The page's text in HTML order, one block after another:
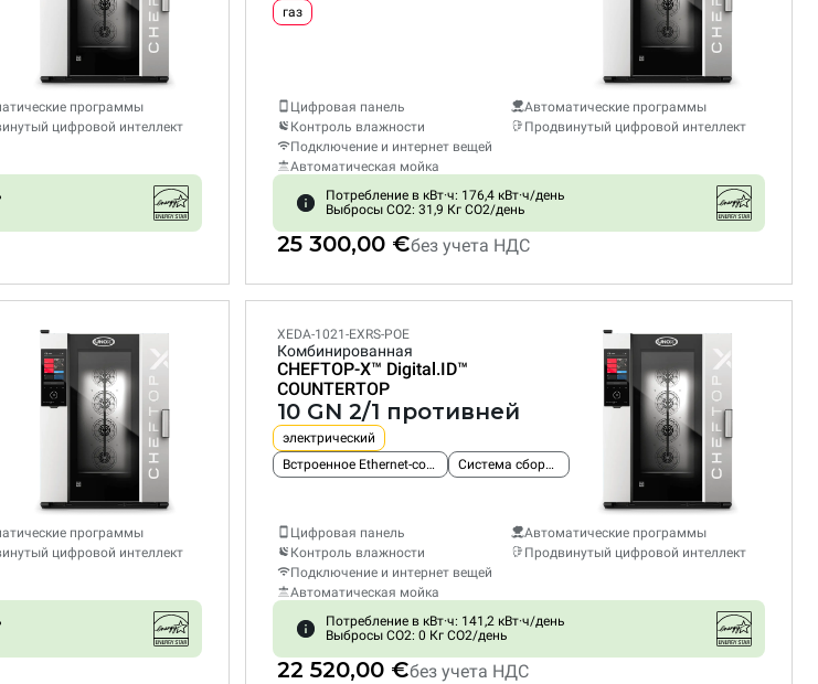
программы
цифровой интеллект
газ
Цифровая панель
Контроль влажности
Подключение и интернет вещей
Автоматическая мойка
Автоматические программы
Продвинутый цифровой интеллект
Потребление в кВт·ч: 176,4 кВт·ч/день
Выбросы CO2: 31,9 Кг CO2/день
25 300,00 €без учета НДС
программы
цифровой интеллект
XEDA-1021-EXRS-POE
Комбинированная
CHEFTOP-X™ Digital.ID™
COUNTERTOP
10 GN 2/1 противней
электрический
Встроенное Ethernet-соединение
Система сбора жира
Цифровая панель
Контроль влажности
Подключение и интернет вещей
Автоматическая мойка
Автоматические программы
Продвинутый цифровой интеллект
Потребление в кВт·ч: 141,2 кВт·ч/день
Выбросы CO2: 0 Кг CO2/день
22 520,00 €без учета НДС